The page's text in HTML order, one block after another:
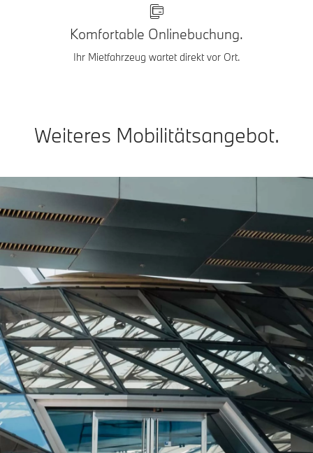
Komfortable Onlinebuchung.
Ihr Mietfahrzeug wartet direkt vor Ort.
Weiteres Mobilitätsangebot.